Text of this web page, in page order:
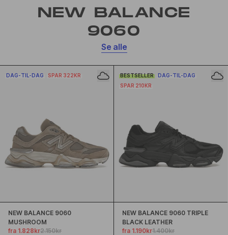
NEW BALANCE
9060
Se alle
DAG-TIL-DAG SPAR 322KR
NEW BALANCE 9060
MUSHROOM
fra 1.828kr2.150kr
BESTSELLER
DAG-TIL-DAG
SPAR 210KR
NEW BALANCE 9060 TRIPLE
BLACK LEATHER
fra 1.190kr1.400kr